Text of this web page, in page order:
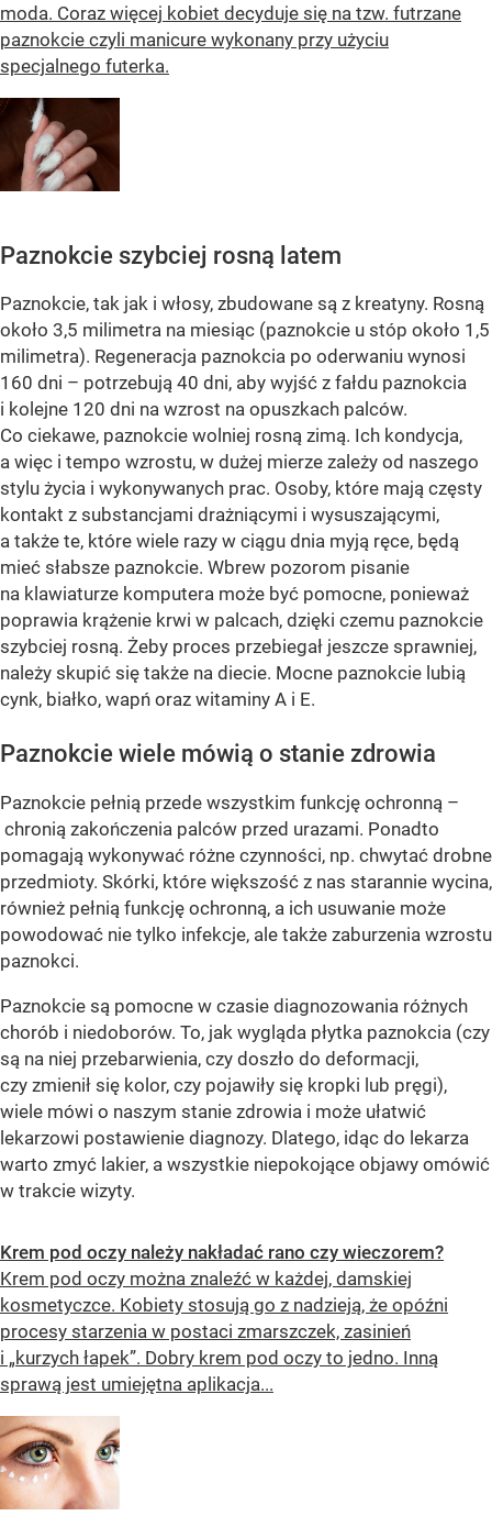
moda. Coraz więcej kobiet decyduje się na tzw. futrzane
paznokcie czyli manicure wykonany przy użyciu
specjalnego futerka.
Paznokcie szybciej rosną latem
Paznokcie, tak jak i włosy, zbudowane są z kreatyny. Rosną
około 3,5 milimetra na miesiąc (paznokcie u stóp około 1,5
milimetra). Regeneracja paznokcia po oderwaniu wynosi
160 dni – potrzebują 40 dni, aby wyjść z fałdu paznokcia
i kolejne 120 dni na wzrost na opuszkach palców.
Co ciekawe, paznokcie wolniej rosną zimą. Ich kondycja,
a więc i tempo wzrostu, w dużej mierze zależy od naszego
stylu życia i wykonywanych prac. Osoby, które mają częsty
kontakt z substancjami drażniącymi i wysuszającymi,
a także te, które wiele razy w ciągu dnia myją ręce, będą
mieć słabsze paznokcie. Wbrew pozorom pisanie
na klawiaturze komputera może być pomocne, ponieważ
poprawia krążenie krwi w palcach, dzięki czemu paznokcie
szybciej rosną. Żeby proces przebiegał jeszcze sprawniej,
należy skupić się także na diecie. Mocne paznokcie lubią
cynk, białko, wapń oraz witaminy A i E.
Paznokcie wiele mówią o stanie zdrowia
Paznokcie pełnią przede wszystkim funkcję ochronną –
chronią zakończenia palców przed urazami. Ponadto
pomagają wykonywać różne czynności, np. chwytać drobne
przedmioty. Skórki, które większość z nas starannie wycina,
również pełnią funkcję ochronną, a ich usuwanie może
powodować nie tylko infekcje, ale także zaburzenia wzrostu
paznokci.
Paznokcie są pomocne w czasie diagnozowania różnych
chorób i niedoborów. To, jak wygląda płytka paznokcia (czy
są na niej przebarwienia, czy doszło do deformacji,
czy zmienił się kolor, czy pojawiły się kropki lub pręgi),
wiele mówi o naszym stanie zdrowia i może ułatwić
lekarzowi postawienie diagnozy. Dlatego, idąc do lekarza
warto zmyć lakier, a wszystkie niepokojące objawy omówić
w trakcie wizyty.
Krem pod oczy należy nakładać rano czy wieczorem?
Krem pod oczy można znaleźć w każdej, damskiej
kosmetyczce. Kobiety stosują go z nadzieją, że opóźni
procesy starzenia w postaci zmarszczek, zasinień
i „kurzych łapek”. Dobry krem pod oczy to jedno. Inną
sprawą jest umiejętna aplikacja...